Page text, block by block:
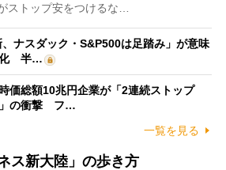
ストップ安をつけるな…
、ナスダック・S&P500は足踏み」が意味
化 半…
価総額10兆円企業が「2連続ストップ
」の衝撃 フ…
一覧を見る
ス新大陸」の歩き方